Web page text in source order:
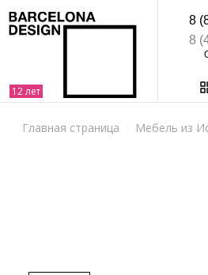
8
8
Главная страница Мебель из